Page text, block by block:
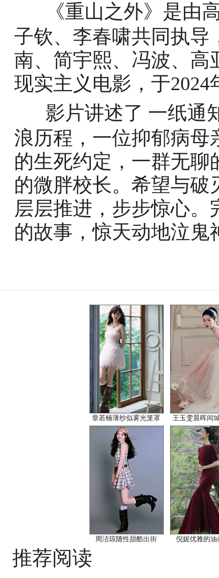
《重山之外》是由
子钦、李春啸共同执导
南、简宇熙、冯波、高
现实主义电影，于2024
影片讲述了 一纸通
浪历程，一位抑郁病母
的生死约定，一群无
的微胖校长。希望与
层层推进，步步惊心
的故事，惊天动地泣鬼
章若楠薄纱似雾光笼罩 王玉雯晨晖间
周洁琼随性甜酷出街 倪妮优雅的油
推荐阅读